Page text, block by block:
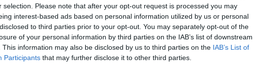
selection. Please note that after your opt-out request is processed you may
interest-based ads based on personal information utilized by us or personal
to third parties prior to your opt-out. You may separately opt-out of the
of your personal information by third parties on the IAB’s list of downstream
This information may also be disclosed by us to third parties on the IAB’s List of
Participants that may further disclose it to other third parties.
herendi porcelánok a
Széchenyi István
hangversenyterme, az
egyedülálló tere
a „Művészet és hit” című
Adventi koncertek a
zsinagógában
Győr | Két ingyenes koncertben is
részük lehet a győri
zenekedvelőknek, melyeket az
egyetem egy-egy zenekara ad.